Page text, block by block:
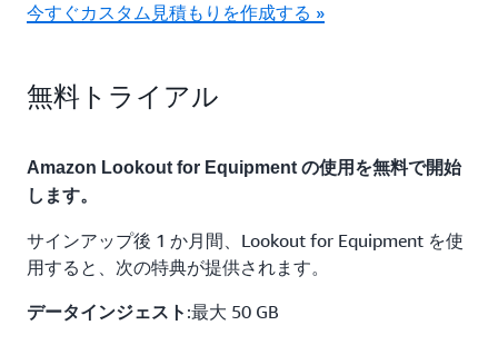
今すぐカスタム見積もりを作成する »
無料トライアル
Amazon Lookout for Equipment の使用を無料で開始
します。
サインアップ後 1 か月間、Lookout for Equipment を使
用すると、次の特典が提供されます。
データインジェスト :最大 50 GB